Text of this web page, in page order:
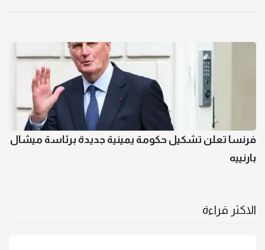
فرنسا تعلن تشكيل حكومة يمينية جديدة برئاسة ميشال
بارنييه
الاكثر قراءة